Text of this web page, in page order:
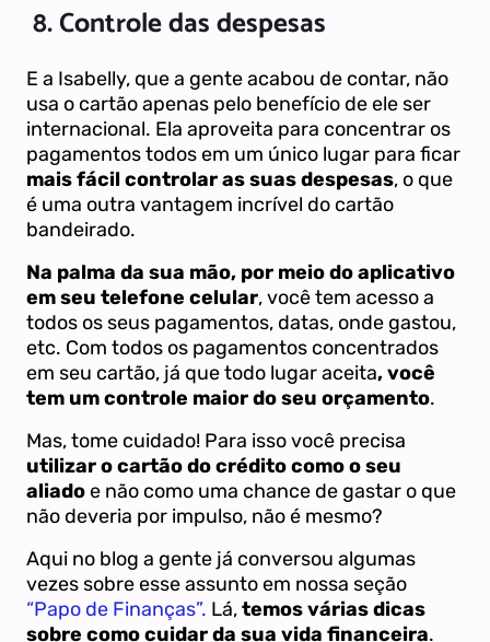
8.Controle das despesas
E a Isabelly, que a gente acabou de contar, não
usa o cartão apenas pelo benefício de ele ser
internacional. Ela aproveita para concentrar os
pagamentos todos em um único lugar para ficar
mais fácil controlar as suas despesas, o que
é uma outra vantagem incrível do cartão
bandeirado.
Na palma da sua mão, por meio do aplicativo
em seu telefone celular, você tem acesso a
todos os seus pagamentos, datas, onde gastou,
etc. Com todos os pagamentos concentrados
em seu cartão, já que todo lugar aceita, você
tem um controle maior do seu orçamento.
Mas, tome cuidado! Para isso você precisa
utilizar o cartão do crédito como o seu
aliadoe não como uma chance de gastar o que
não deveria por impulso, não é mesmo?
Aqui no blog a gente já conversou algumas
vezes sobre esse assunto em nossa seção
“Papo de Finanças”. Lá,temos várias dicas
sobre como cuidar da sua vida financeira.